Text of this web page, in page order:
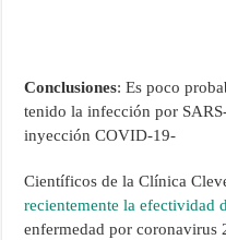
Conclusiones: Es poco
tenido la infección por
inyección COVID-19-
Científicos de la Clínica
recientemente la efectividad
enfermedad por coronavirus